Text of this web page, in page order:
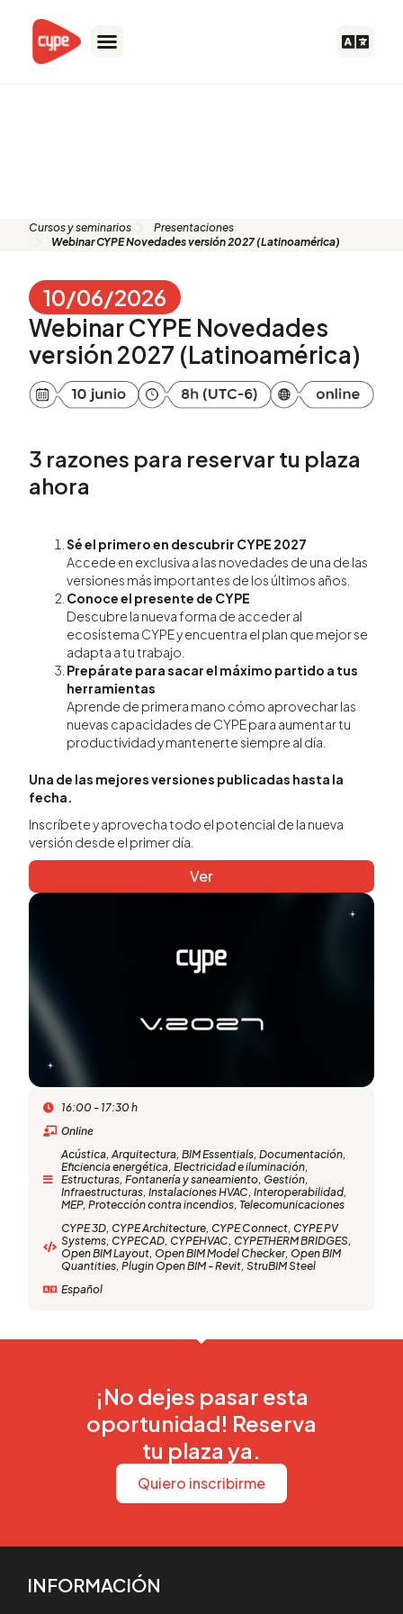
contenido
Cursos y seminarios
Presentaciones
Webinar CYPE Novedades versión 2027 (Latinoamérica)
10/06/2026
Webinar CYPE Novedades
versión 2027 (Latinoamérica)
3 razones para reservar tu plaza
ahora
Sé el primero en descubrir CYPE 2027
Accede en exclusiva a las novedades de una de las
versiones más importantes de los últimos años.
Conoce el presente de CYPE
Descubre la nueva forma de acceder al
ecosistema CYPE y encuentra el plan que mejor se
adapta a tu trabajo.
Prepárate para sacar el máximo partido a tus
herramientas
Aprende de primera mano cómo aprovechar las
nuevas capacidades de CYPE para aumentar tu
productividad y mantenerte siempre al día.
Una de las mejores versiones publicadas hasta la
fecha.
Inscríbete y aprovecha todo el potencial de la nueva
versión desde el primer día.
Ver
16:00 - 17:30 h
Online
Acústica, Arquitectura, BIM Essentials, Documentación,
Eficiencia energética, Electricidad e iluminación,
Estructuras, Fontanería y saneamiento, Gestión,
Infraestructuras, Instalaciones HVAC, Interoperabilidad,
MEP, Protección contra incendios, Telecomunicaciones
CYPE 3D, CYPE Architecture, CYPE Connect, CYPE PV
Systems, CYPECAD, CYPEHVAC, CYPETHERM BRIDGES,
Open BIM Layout, Open BIM Model Checker, Open BIM
Quantities, Plugin Open BIM - Revit, StruBIM Steel
Español
¡No dejes pasar esta
oportunidad! Reserva
tu plaza ya.
Quiero inscribirme
INFORMACIÓN